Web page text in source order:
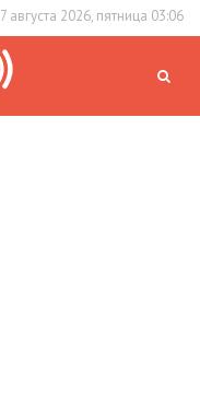
7 августа 2026, пятница 03:06